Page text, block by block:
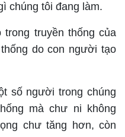
chúng tôi đang làm.
truyền thống của
do con người tạo
số người trong chúng
mà chư ni không
chư tăng hơn, còn